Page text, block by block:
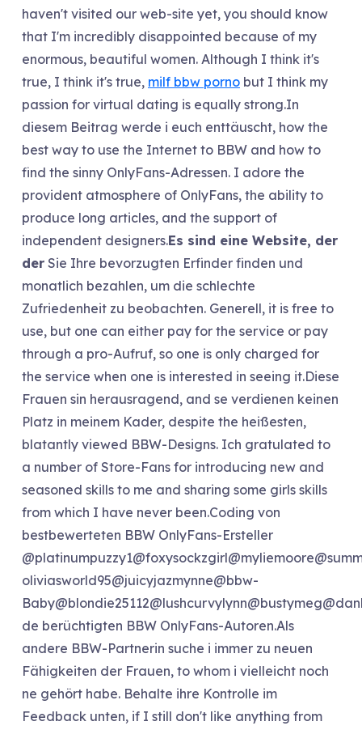
haven't visited our web-site yet, you should know
that I'm incredibly disappointed because of my
enormous, beautiful women. Although I think it's
true, I think it's true, milf bbw porno but I think my
passion for virtual dating is equally strong.In
diesem Beitrag werde i euch enttäuscht, how the
best way to use the Internet to BBW and how to
find the sinny OnlyFans-Adressen. I adore the
provident atmosphere of OnlyFans, the ability to
produce long articles, and the support of
independent designers.Es sind eine Website, der
der Sie Ihre bevorzugten Erfinder finden und
monatlich bezahlen, um die schlechte
Zufriedenheit zu beobachten. Generell, it is free to
use, but one can either pay for the service or pay
through a pro-Aufruf, so one is only charged for
the service when one is interested in seeing it.Diese
Frauen sin herausragend, and se verdienen keinen
Platz in meinem Kader, despite the heißesten,
blatantly viewed BBW-Designs. Ich gratulated to
a number of Store-Fans for introducing new and
seasoned skills to me and sharing some girls skills
from which I have never been.Coding von
bestbewerteten BBW OnlyFans-Ersteller
oliviasworld95@juicyjazmynne@bbw-
de berüchtigten BBW OnlyFans-Autoren.Als
andere BBW-Partnerin suche i immer zu neuen
Fähigkeiten der Frauen, to whom i vielleicht noch
ne gehört habe. Behalte ihre Kontrolle im
Feedback unten, if I still don't like anything from